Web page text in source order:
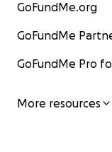
GoFundMe.org
GoFundMe
GoFundMe Pro
More resources